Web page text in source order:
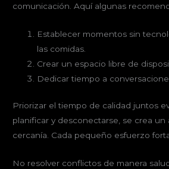
comunicación. Aquí algunas
Establecer momentos sin
las comidas.
Crear un espacio libre de
Dedicar tiempo a
Priorizar el tiempo de calidad juntos
planificar y desconectarse, se crea un
cercanía. Cada pequeño esfuerzo
No resolver conflictos de manera